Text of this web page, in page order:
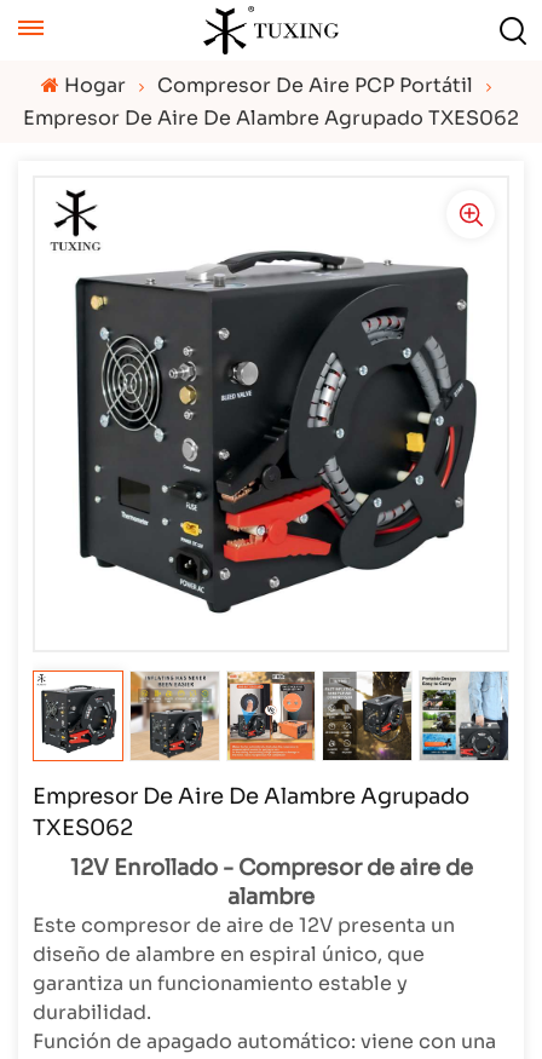
Hogar
Compresor De Aire PCP Portátil
Empresor De Aire De Alambre Agrupado TXES062
Empresor De Aire De Alambre Agrupado
TXES062
12V Enrollado - Compresor de aire de
alambre
Este compresor de aire de 12V presenta un
diseño de alambre en espiral único, que
garantiza un funcionamiento estable y
durabilidad.
Función de apagado automático: viene con una